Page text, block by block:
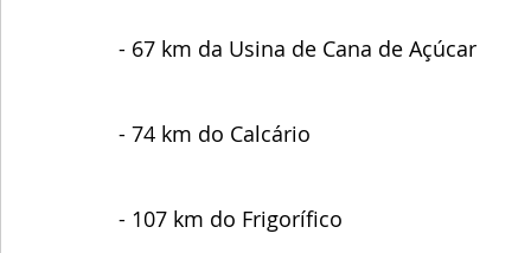
- 67 km da Usina de Cana de Açúcar
- 74 km do Calcário
- 107 km do Frigorífico